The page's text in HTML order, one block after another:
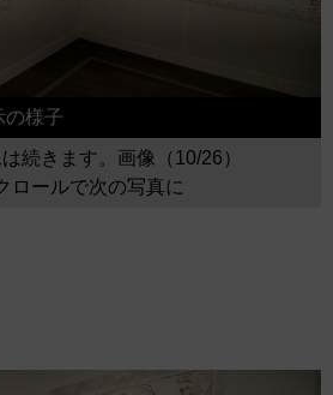
の様子
続きます。画像（10/26）
ロールで次の写真に